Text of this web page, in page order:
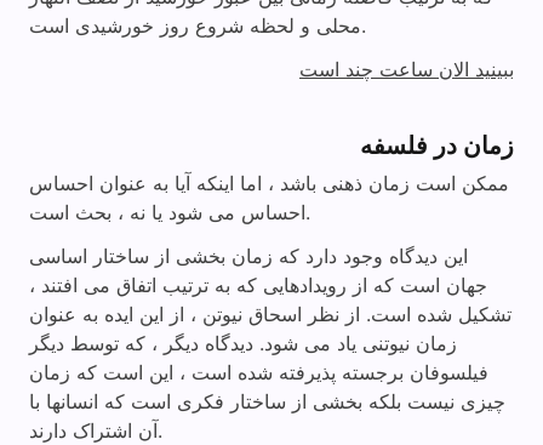
محلی و لحظه شروع روز خورشیدی است.
ببینید الان ساعت چند است
زمان در فلسفه
ممکن است زمان ذهنی باشد ، اما اینکه آیا به عنوان احساس
احساس می شود یا نه ، بحث است.
این دیدگاه وجود دارد که زمان بخشی از ساختار اساسی
جهان است که از رویدادهایی که به ترتیب اتفاق می افتند ،
تشکیل شده است. از نظر اسحاق نیوتن ، از این ایده به عنوان
زمان نیوتنی یاد می شود. دیدگاه دیگر ، که توسط دیگر
فیلسوفان برجسته پذیرفته شده است ، این است که زمان
چیزی نیست بلکه بخشی از ساختار فکری است که انسانها با
آن اشتراک دارند.